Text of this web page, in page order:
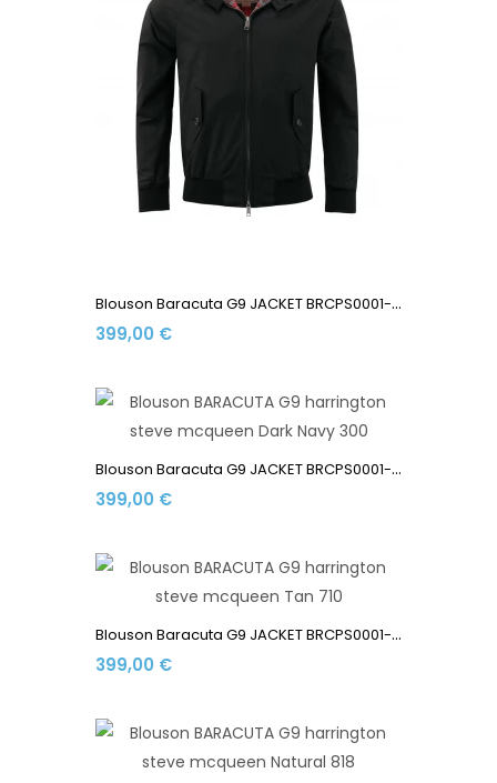
B
Louson Baracuta G9 JACKET BRCPS0001-100 Made In England...
399,00 €
B
Louson Baracuta G9 JACKET BRCPS0001-BCNY1-300 Made In...
399,00 €
B
Louson Baracuta G9 JACKET BRCPS0001-BCNY1-710 Made In...
399,00 €